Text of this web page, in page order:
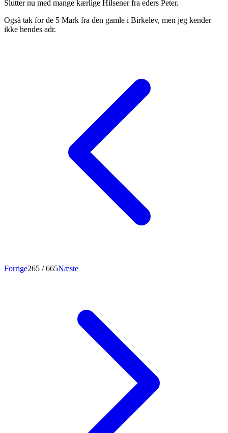
Slutter nu med mange kærlige Hilsener fra eders Peter.
Også tak for de 5 Mark fra den gamle i Birkelev, men jeg kender
ikke hendes adr.
Forrige265 / 665Næste